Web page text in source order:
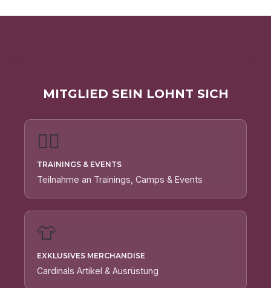
Mitglied sein lohnt sich
🏃‍♂️
Trainings & Events
Teilnahme an Trainings, Camps & Events
👕
Exklusives Merchandise
Cardinals Artikel & Ausrüstung